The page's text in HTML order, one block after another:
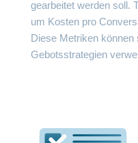
gearbeitet werden soll.
um Kosten pro
Diese Metriken
Gebotsstrategien